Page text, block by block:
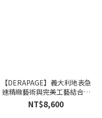
【DERAPAGE】義大利地表急
速精緻藝術與完美工藝結合薄
鋼系列 DCHI6-C62
NT$8,600